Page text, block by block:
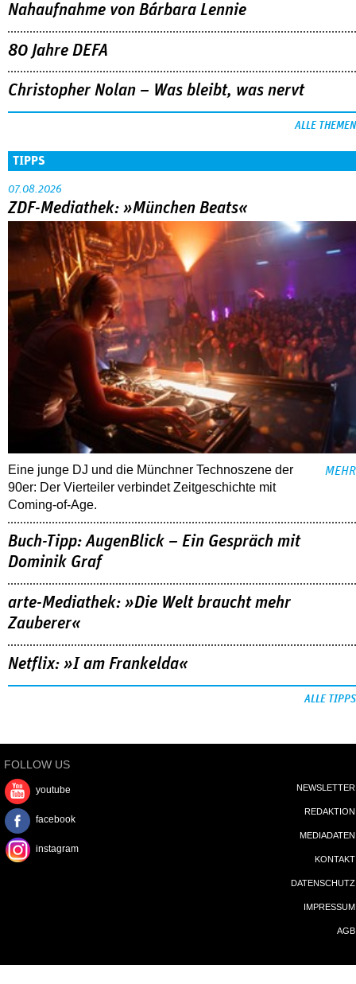
Nahaufnahme von Bárbara Lennie
80 Jahre DEFA
Christopher Nolan – Was bleibt, was nervt
ALLE THEMEN
TIPPS
07.08.2026
ZDF-Mediathek: »München Beats«
Eine junge DJ und die Münchner Technoszene der
90er: Der Vierteiler verbindet Zeitgeschichte mit
Coming-of-Age.
MEHR
Buch-Tipp: AugenBlick – Ein Gespräch mit
Dominik Graf
arte-Mediathek: »Die Welt braucht mehr
Zauberer«
Netflix: »I am Frankelda«
ALLE TIPPS
FOLLOW US
youtube
facebook
instagram
NEWSLETTER
REDAKTION
MEDIADATEN
KONTAKT
DATENSCHUTZ
IMPRESSUM
AGB